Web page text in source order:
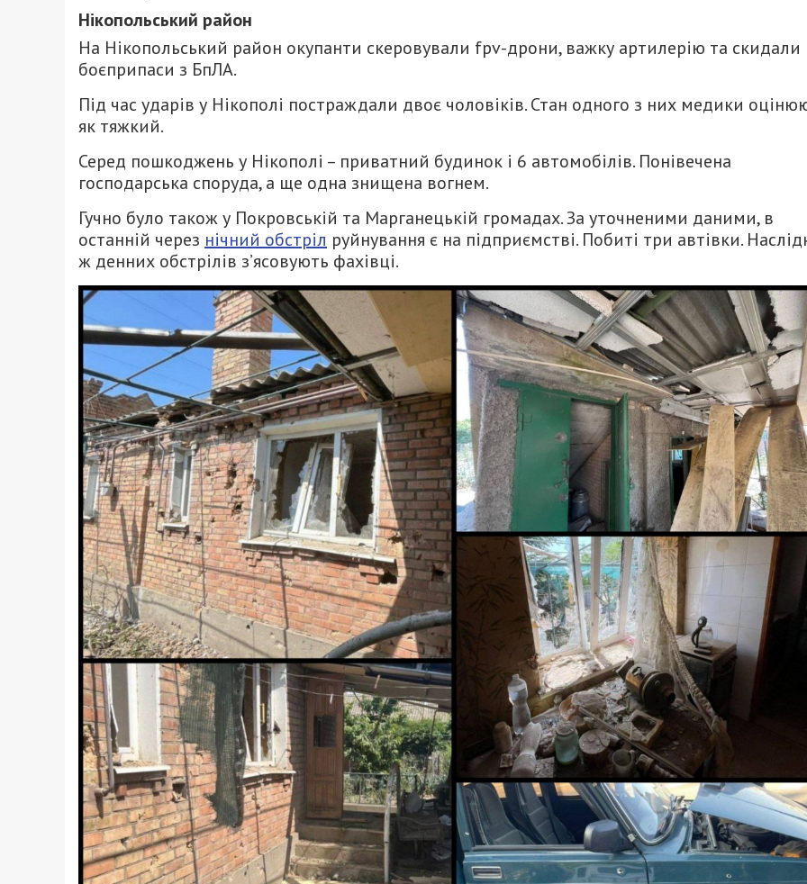
Нікопольський район
На Нікопольський район окупанти скеровували fpv-дрони, важку артилерію та скидали
боєприпаси з БпЛА.
Під час ударів у Нікополі постраждали двоє чоловіків. Стан одного з них медики
як тяжкий.
Серед пошкоджень у Нікополі – приватний будинок і 6 автомобілів. Понівечена
господарська споруда, а ще одна знищена вогнем.
Гучно було також у Покровській та Марганецькій громадах. За уточненими даними, в
останній через нічний обстріл руйнування є на підприємстві. Побиті три автівки.
ж денних обстрілів з’ясовують фахівці.